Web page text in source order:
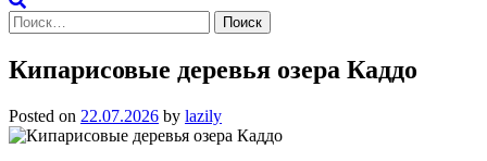
Найти:
Кипарисовые деревья озера Каддо
Posted on 22.07.2026 by lazily